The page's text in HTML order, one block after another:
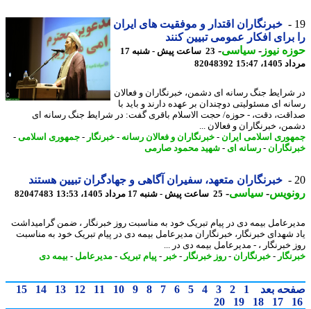
خبرنگاران اقتدار و موفقیت های ایران
افکار عمومی تبیین کنند
نیوز-سیاسی-
23 ساعت پیش - شنبه 17
15:47
82048392
جنگ رسانه ای دشمن، خبرنگاران و فعالان
ای مسئولیتی دوچندان بر عهده دارند و باید با
دقت، - حوزه/ حجت الاسلام باقری گفت: در شرایط جنگ رسانه ای
خبرنگاران و فعالان ...
اسلامی ایران - خبرنگاران و فعالان رسانه-خبرنگار -جمهوری اسلامی-
- رسانه ای- شهید محمود صارمی
خبرنگاران متعهد، سفیران آگاهی و جهادگران تبیین هستند
-سیاسی-25 ساعت پیش - شنبه 17 مرداد 1405، 13:53 82047483
بیمه دی در پیام تبریک خود به مناسبت روز خبرنگار ، ضمن گرامیداشت
شهدای خبرنگار، خبرنگاران مدیرعامل بیمه دی در پیام تبریک خود به مناسبت
خبرنگار ، - مدیرعامل بیمه دی در ...
-خبرنگاران- روز خبرنگار -خبر-پیام تبریک-مدیرعامل-بیمه دی
بعد 1
2
3
4
5
6
7
8
9
10
11
12
13
14
15
17
18
19
20